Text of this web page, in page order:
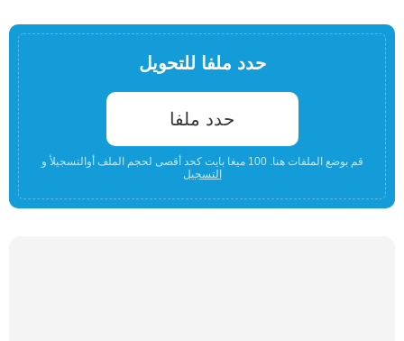
حدد ملفا للتحويل
حدد ملفا
قم بوضع الملفات هنا. 100 ميغا بايت كحد أقصى لحجم الملف أوالتسجيلأ و
التسجيل